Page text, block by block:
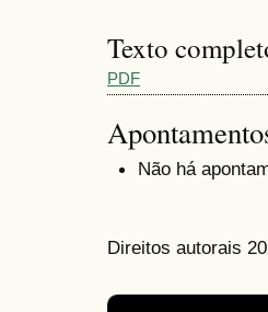
Texto
PDF
Não há
Direitos autorais